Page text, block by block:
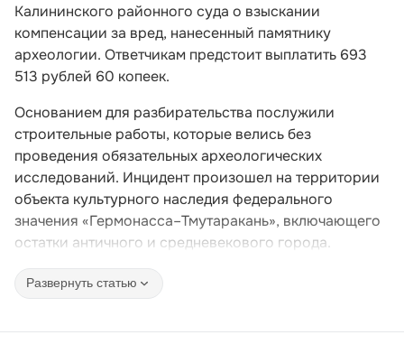
Калининского районного суда о взыскании
компенсации за вред, нанесенный памятнику
археологии. Ответчикам предстоит выплатить 693
513 рублей 60 копеек.
Основанием для разбирательства послужили
строительные работы, которые велись без
проведения обязательных археологических
исследований. Инцидент произошел на территории
объекта культурного наследия федерального
значения «Гермонасса–Тмутаракань», включающего
остатки античного и средневекового города.
Развернуть статью